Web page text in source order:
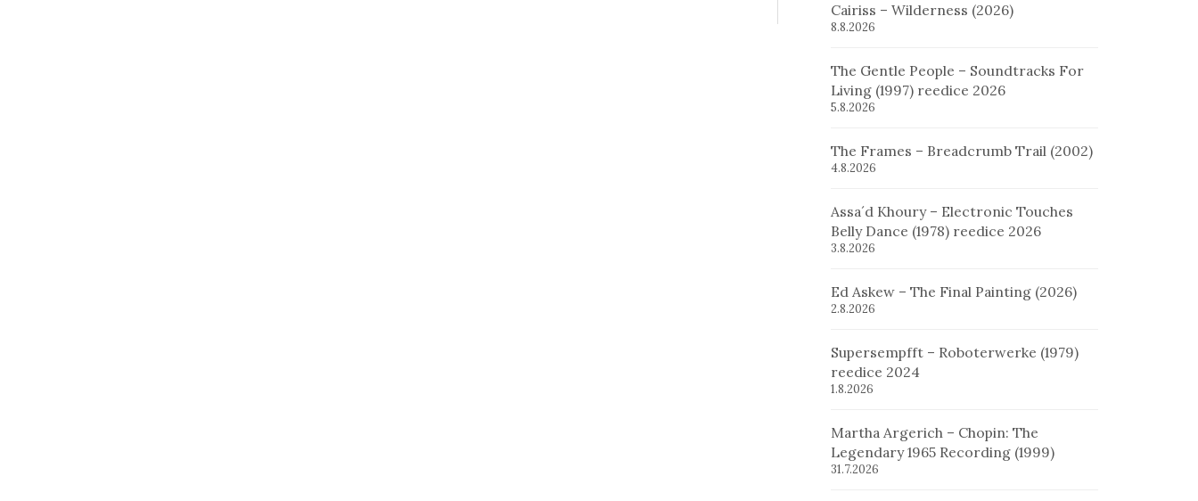
Cairiss – Wilderness (2026)
8.8.2026
The Gentle People – Soundtracks For
Living (1997) reedice 2026
5.8.2026
The Frames – Breadcrumb Trail (2002)
4.8.2026
Assa´d Khoury – Electronic Touches
Belly Dance (1978) reedice 2026
3.8.2026
Ed Askew – The Final Painting (2026)
2.8.2026
Supersempfft – Roboterwerke (1979)
reedice 2024
1.8.2026
Martha Argerich – Chopin: The
Legendary 1965 Recording (1999)
31.7.2026